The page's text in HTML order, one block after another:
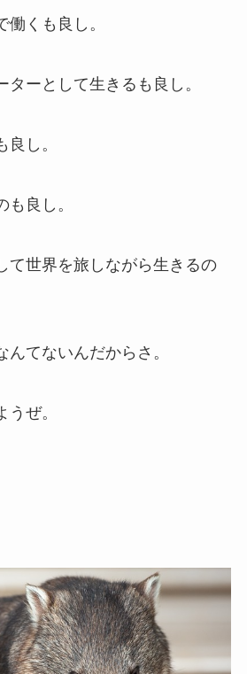
くも良し。
ターとして生きるも良し。
し。
良し。
て世界を旅しながら生きるの
てないんだからさ。
ぜ。